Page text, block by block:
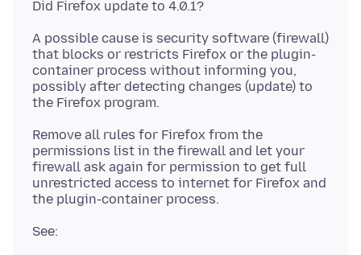
A possible cause is security software (firewall)
that blocks or restricts Firefox or the plugin-
container process without informing you,
possibly after detecting changes (update) to
Remove all rules for Firefox from the
permissions list in the firewall and let your
firewall ask again for permission to get full
unrestricted access to internet for Firefox and